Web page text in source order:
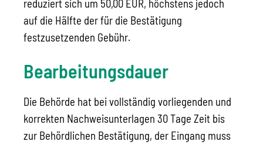
reduziert sich um 50,00 EUR, höchstens jedoch
auf die Hälfte der für die Bestätigung
festzusetzenden Gebühr.
Bearbeitungsdauer
Die Behörde hat bei vollständig vorliegenden und
korrekten Nachweisunterlagen 30 Tage Zeit bis
zur Behördlichen Bestätigung, der Eingang muss